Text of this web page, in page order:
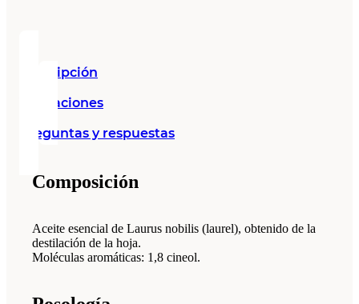
Descripción
Valoraciones
Preguntas y respuestas
Composición
Aceite esencial de Laurus nobilis (laurel), obtenido de la
destilación de la hoja.
Moléculas aromáticas: 1,8 cineol.